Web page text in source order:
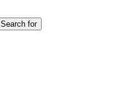
Search for